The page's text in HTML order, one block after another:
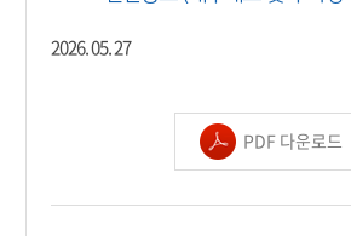
2026. 05. 27
PDF 다운로드